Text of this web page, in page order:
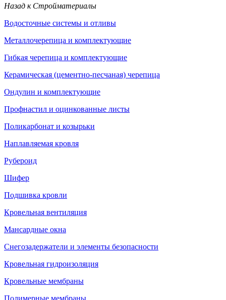
Назад к Стройматериалы
Водосточные системы и отливы
Металлочерепица и комплектующие
Гибкая черепица и комплектующие
Керамическая (цементно-песчаная) черепица
Ондулин и комплектующие
Профнастил и оцинкованные листы
Поликарбонат и козырьки
Наплавляемая кровля
Рубероид
Шифер
Подшивка кровли
Кровельная вентиляция
Мансардные окна
Снегозадержатели и элементы безопасности
Кровельная гидроизоляция
Кровельные мембраны
Полимерные мембраны